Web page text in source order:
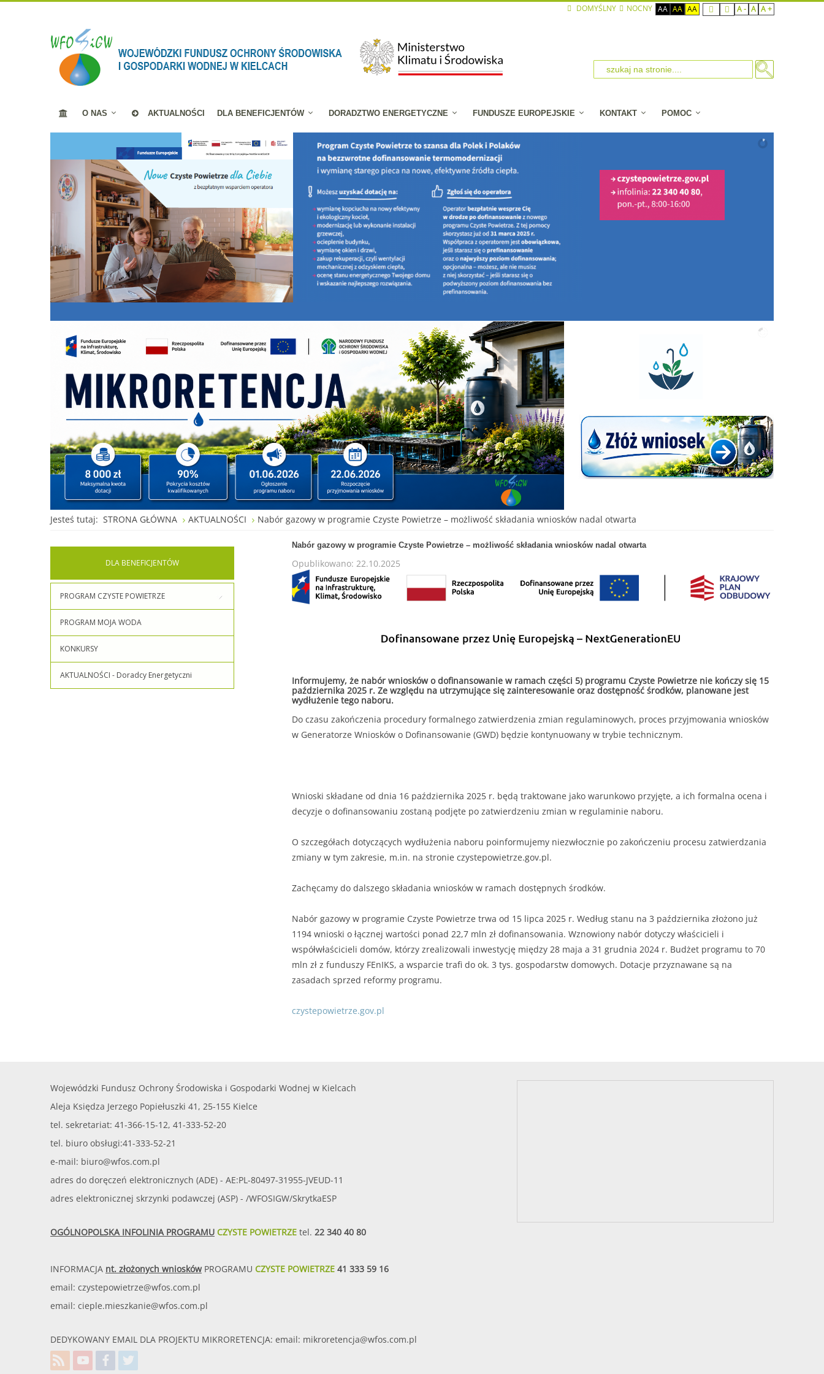
DOMYŚLNY NOCNY AA AA AA A - A A +
O NAS AKTUALNOŚCI DLA BENEFICJENTÓW DORADZTWO ENERGETYCZNE FUNDUSZE EUROPEJSKIE KONTAKT POMOC
Jesteś tutaj: STRONA GŁÓWNA AKTUALNOŚCI Nabór gazowy w programie Czyste Powietrze – możliwość składania wniosków nadal otwarta
Nabór gazowy w programie Czyste Powietrze – możliwość składania wniosków nadal otwarta
Opublikowano: 22.10.2025
Informujemy, że nabór wniosków o dofinansowanie w ramach części 5) programu Czyste Powietrze nie kończy się 15
października 2025 r. Ze względu na utrzymujące się zainteresowanie oraz dostępność środków, planowane jest
wydłużenie tego naboru.
Do czasu zakończenia procedury formalnego zatwierdzenia zmian regulaminowych, proces przyjmowania wniosków
w Generatorze Wniosków o Dofinansowanie (GWD) będzie kontynuowany w trybie technicznym.
Wnioski składane od dnia 16 października 2025 r. będą traktowane jako warunkowo przyjęte, a ich formalna ocena i
decyzje o dofinansowaniu zostaną podjęte po zatwierdzeniu zmian w regulaminie naboru.
O szczegółach dotyczących wydłużenia naboru poinformujemy niezwłocznie po zakończeniu procesu zatwierdzania
zmiany w tym zakresie, m.in. na stronie czystepowietrze.gov.pl.
Zachęcamy do dalszego składania wniosków w ramach dostępnych środków.
Nabór gazowy w programie Czyste Powietrze trwa od 15 lipca 2025 r. Według stanu na 3 października złożono już
1194 wnioski o łącznej wartości ponad 22,7 mln zł dofinansowania. Wznowiony nabór dotyczy właścicieli i
współwłaścicieli domów, którzy zrealizowali inwestycję między 28 maja a 31 grudnia 2024 r. Budżet programu to 70
mln zł z funduszy FEnIKS, a wsparcie trafi do ok. 3 tys. gospodarstw domowych. Dotacje przyznawane są na
zasadach sprzed reformy programu.
czystepowietrze.gov.pl
DLABENEFICJENTÓW
PROGRAM CZYSTE POWIETRZE
PROGRAM MOJA WODA
KONKURSY
AKTUALNOŚCI - Doradcy Energetyczni
Wojewódzki Fundusz Ochrony Środowiska i Gospodarki Wodnej w Kielcach
Aleja Księdza Jerzego Popiełuszki 41, 25-155 Kielce
tel. sekretariat: 41-366-15-12, 41-333-52-20
tel. biuro obsługi:41-333-52-21
e-mail: biuro@wfos.com.pl
adres do doręczeń elektronicznych (ADE) - AE:PL-80497-31955-JVEUD-11
adres elektronicznej skrzynki podawczej (ASP) - /WFOSIGW/SkrytkaESP
OGÓLNOPOLSKA INFOLINIA PROGRAMU CZYSTE POWIETRZE tel. 22 340 40 80
INFORMACJA nt. złożonych wniosków PROGRAMU CZYSTE POWIETRZE 41 333 59 16
email: czystepowietrze@wfos.com.pl
email: cieple.mieszkanie@wfos.com.pl
DEDYKOWANY EMAIL DLA PROJEKTU MIKRORETENCJA: email: mikroretencja@wfos.com.pl